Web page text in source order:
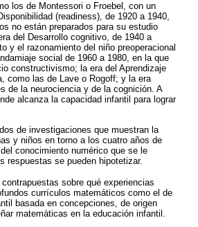
los de Montessori o Froebel, con un
(readiness), de 1920 a 1940,
no están preparados para su estudio
del Desarrollo cognitivo, de 1940 a
y el razonamiento del niño preoperacional
social de 1960 a 1980, en la que
constructivismo; la era del Aprendizaje
como las de Lave o Rogoff; y la era
de la neurociencia y de la cognición. A
alcanza la capacidad infantil para lograr
de investigaciones que muestran la
y niños en torno a los cuatro años de
conocimiento numérico que se le
respuestas se pueden hipotetizar.
sobre qué experiencias
currículos matemáticos como el de
basada en concepciones, de origen
matemáticas en la educación infantil.